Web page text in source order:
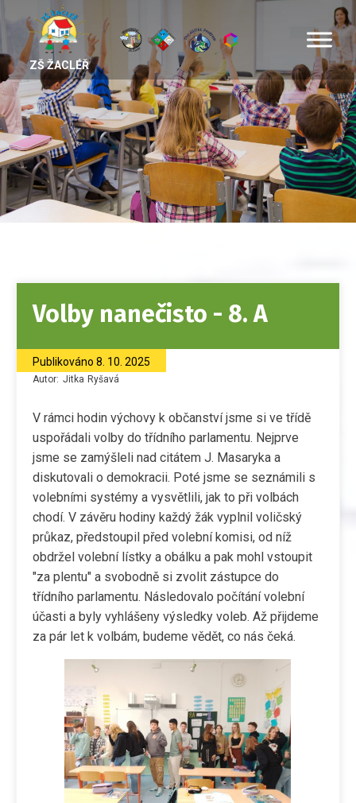
ZŠ ŽACLÉŘ
Volby nanečisto - 8. A
Publikováno 8. 10. 2025
Autor: Jitka Ryšavá
V rámci hodin výchovy k občanství jsme si ve třídě
uspořádali volby do třídního parlamentu. Nejprve
jsme se zamýšleli nad citátem J. Masaryka a
diskutovali o demokracii. Poté jsme se seznámili s
volebními systémy a vysvětlili, jak to při volbách
chodí. V závěru hodiny každý žák vyplnil voličský
průkaz, předstoupil před volební komisi, od níž
obdržel volební lístky a obálku a pak mohl vstoupit
"za plentu" a svobodně si zvolit zástupce do
třídního parlamentu. Následovalo počítání volební
účasti a byly vyhlášeny výsledky voleb. Až přijdeme
za pár let k volbám, budeme vědět, co nás čeká.